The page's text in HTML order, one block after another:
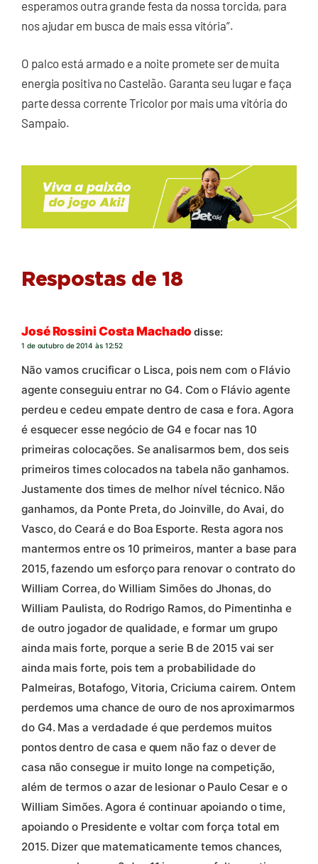
esperamos outra grande festa da nossa torcida, para
nos ajudar em busca de mais essa vitória”.
O palco está armado e a noite promete ser de muita
energia positiva no Castelão. Garanta seu lugar e faça
parte dessa corrente Tricolor por mais uma vitória do
Sampaio.
Respostas de 18
José Rossini Costa Machado disse:
1 de outubro de 2014 às 12:52
Não vamos crucificar o Lisca, pois nem com o Flávio
agente conseguiu entrar no G4. Com o Flávio agente
perdeu e cedeu empate dentro de casa e fora. Agora
é esquecer esse negócio de G4 e focar nas 10
primeiras colocações. Se analisarmos bem, dos seis
primeiros times colocados na tabela não ganhamos.
Justamente dos times de melhor nível técnico. Não
ganhamos, da Ponte Preta, do Joinville, do Avai, do
Vasco, do Ceará e do Boa Esporte. Resta agora nos
mantermos entre os 10 primeiros, manter a base para
2015, fazendo um esforço para renovar o contrato do
William Correa, do William Simões do Jhonas, do
William Paulista, do Rodrigo Ramos, do Pimentinha e
de outro jogador de qualidade, e formar um grupo
ainda mais forte, porque a serie B de 2015 vai ser
ainda mais forte, pois tem a probabilidade do
Palmeiras, Botafogo, Vitoria, Criciuma cairem. Ontem
perdemos uma chance de ouro de nos aproximarmos
do G4. Mas a verdadade é que perdemos muitos
pontos dentro de casa e quem não faz o dever de
casa não consegue ir muito longe na competição,
além de termos o azar de lesionar o Paulo Cesar e o
William Simões. Agora é continuar apoiando o time,
apoiando o Presidente e voltar com força total em
2015. Dizer que matematicamente temos chances,